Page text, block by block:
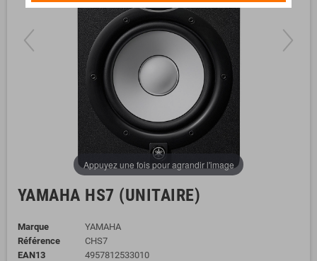
Appuyez une fois pour agrandir l'image
YAMAHA HS7 (UNITAIRE)
Marque
YAMAHA
Référence
CHS7
EAN13
4957812533010